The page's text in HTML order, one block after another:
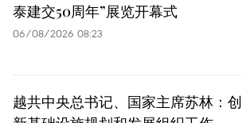
泰建交50周年”展览开幕式
06/08/2026 08:23
越共中央总书记、国家主席苏林：创